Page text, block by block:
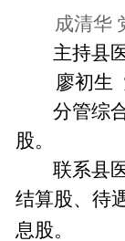
成清华
主持县
廖初生
分管综
股。
联系县
结算股、待
息股。